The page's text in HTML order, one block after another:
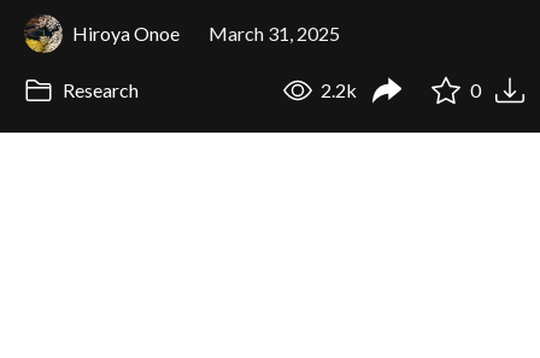
Hiroya Onoe March 31, 2025
Research 2.2k 0